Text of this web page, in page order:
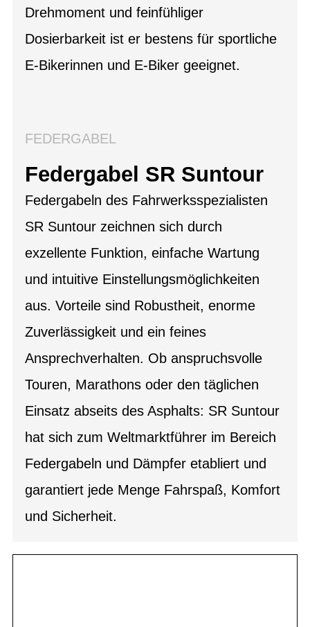
Drehmoment und feinfühliger
Dosierbarkeit ist er bestens für sportliche
E-Bikerinnen und E-Biker geeignet.
FEDERGABEL
Federgabel SR Suntour
Federgabeln des Fahrwerksspezialisten
SR Suntour zeichnen sich durch
exzellente Funktion, einfache Wartung
und intuitive Einstellungsmöglichkeiten
aus. Vorteile sind Robustheit, enorme
Zuverlässigkeit und ein feines
Ansprechverhalten. Ob anspruchsvolle
Touren, Marathons oder den täglichen
Einsatz abseits des Asphalts: SR Suntour
hat sich zum Weltmarktführer im Bereich
Federgabeln und Dämpfer etabliert und
garantiert jede Menge Fahrspaß, Komfort
und Sicherheit.